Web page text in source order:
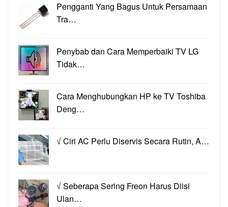
Pengganti Yang Bagus Untuk Persamaan
Tra…
Penybab dan Cara Memperbaiki TV LG
Tidak…
Cara Menghubungkan HP ke TV Toshiba
Deng…
√ Ciri AC Perlu Diservis Secara Rutin, A…
√ Seberapa Sering Freon Harus Diisi
Ulan…